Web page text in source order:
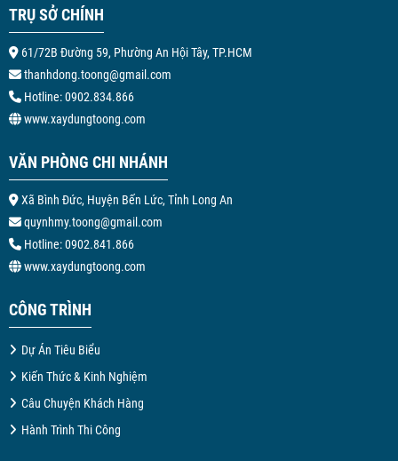
TRỤ SỞ CHÍNH
61/72B Đường 59, Phường An Hội Tây, TP.HCM
thanhdong.toong@gmail.com
Hotline: 0902.834.866
www.xaydungtoong.com
VĂN PHÒNG CHI NHÁNH
Xã Bình Đức, Huyện Bến Lức, Tỉnh Long An
quynhmy.toong@gmail.com
Hotline: 0902.841.866
www.xaydungtoong.com
CÔNG TRÌNH
Dự Án Tiêu Biểu
Kiến Thức & Kinh Nghiệm
Câu Chuyện Khách Hàng
Hành Trình Thi Công